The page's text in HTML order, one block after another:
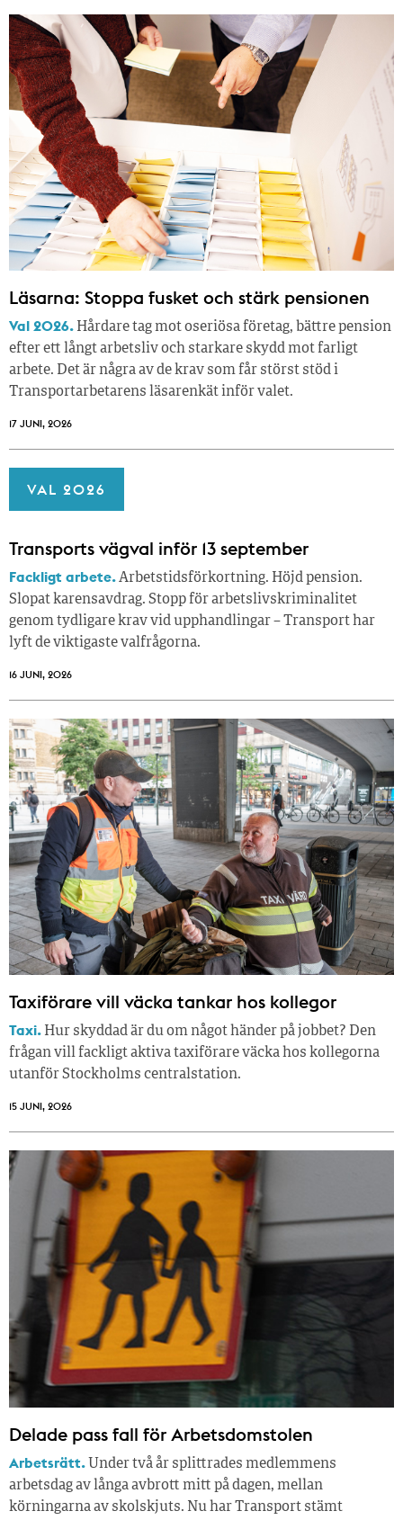
Läsarna: Stoppa fusket och stärk pensionen
Val 2026. Hårdare tag mot oseriösa företag, bättre pension
efter ett långt arbetsliv och starkare skydd mot farligt
arbete. Det är några av de krav som får störst stöd i
Transportarbetarens läsar­enkät inför valet.
17 JUNI, 2026
VAL 2026
Transports vägval inför 13 september
Fackligt arbete.Arbetstidsförkortning. Höjd pension.
Slopat karensavdrag. Stopp för arbetslivskriminalitet
genom tydligare krav vid upphandlingar – Transport har
lyft de viktigaste valfrågorna.
16 JUNI, 2026
Taxiförare vill väcka tankar hos kollegor
Taxi. Hur skyddad är du om något händer på jobbet? Den
frågan vill fackligt aktiva taxiförare väcka hos kollegorna
utanför Stockholms centralstation.
15 JUNI, 2026
Delade pass fall för Arbetsdomstolen
Arbetsrätt. Under två år splittrades medlemmens
arbetsdag av långa avbrott mitt på dagen, mellan
körningarna av skolskjuts. Nu har Transport stämt